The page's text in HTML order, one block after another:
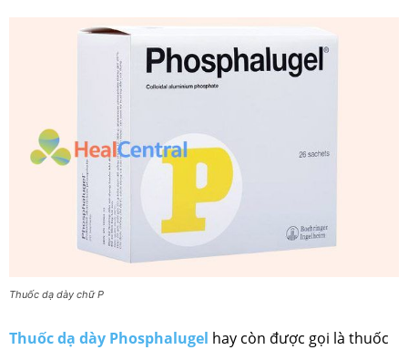
Thuốc dạ dày chữ P
Thuốc dạ dày Phosphalugel hay còn được gọi là thuốc